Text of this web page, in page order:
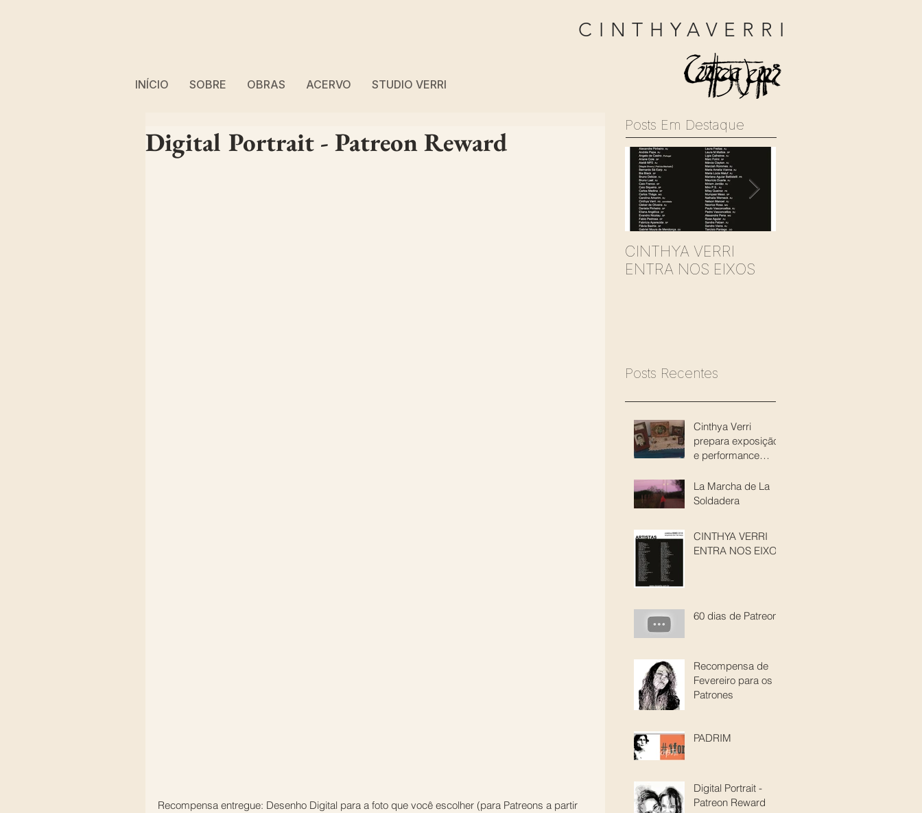
CINTHYAVERRI
INÍCIO SOBRE OBRAS ACERVO STUDIO VERRI
Digital Portrait - Patreon Reward
Recompensa entregue: Desenho Digital para a foto que você escolher (para Patreons a partir
Posts Em Destaque
CINTHYA VERRI
ENTRA NOS EIXOS
Posts Recentes
Cinthya Verri
prepara exposição
e performance
“Soldaderas”
La Marcha de La
Soldadera
CINTHYA VERRI
ENTRA NOS EIXOS
60 dias de Patreon
Recompensa de
Fevereiro para os
Patrones
PADRIM
Digital Portrait -
Patreon Reward